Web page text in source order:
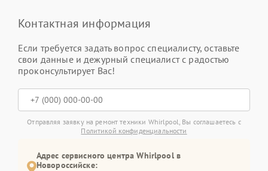
Контактная информация
Если требуется задать вопрос специалисту, оставьте
свои данные и дежурный специалист с радостью
проконсультирует Вас!
Отправляя заявку на ремонт техники Whirlpool, Вы соглашаетесь с
Политикой конфиденциальности
Адрес сервисного центра Whirlpool в
Новороссийске: